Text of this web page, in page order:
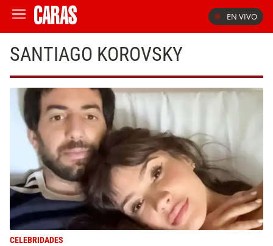
EN VIVO
SANTIAGO KOROVSKY
CELEBRIDADES